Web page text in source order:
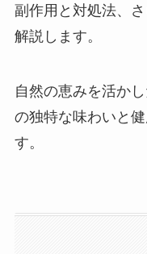
副作用と対処法、
解説します。
自然の恵みを活か
の独特な味わいと
す。